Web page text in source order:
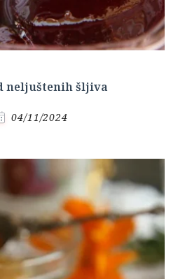
neljuštenih šljiva
04/11/2024